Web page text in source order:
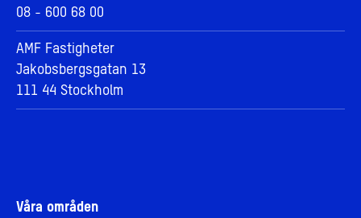
08 - 600 68 00
AMF Fastigheter
Jakobsbergsgatan 13
111 44 Stockholm
Våra områden